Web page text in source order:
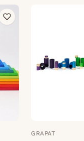
GRAPAT